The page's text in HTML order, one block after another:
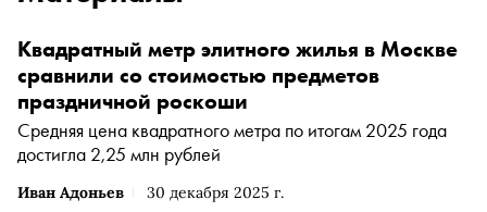
Иван Адоньев 30 декабря 2025 г.
Квадратный метр элитного жилья в Москве
сравнили со стоимостью предметов
праздничной роскоши
Средняя цена квадратного метра по итогам 2025 года
достигла 2,25 млн рублей